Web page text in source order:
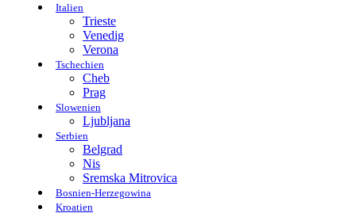
Italien
Trieste
Venedig
Verona
Tschechien
Cheb
Prag
Slowenien
Ljubljana
Serbien
Belgrad
Nis
Sremska Mitrovica
Bosnien-Herzegowina
Kroatien